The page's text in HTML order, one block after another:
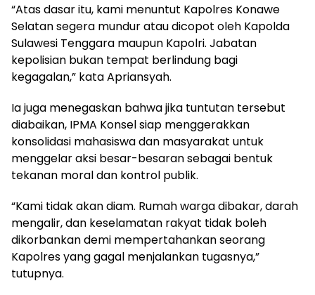
“Atas dasar itu, kami menuntut Kapolres Konawe
Selatan segera mundur atau dicopot oleh Kapolda
Sulawesi Tenggara maupun Kapolri. Jabatan
kepolisian bukan tempat berlindung bagi
kegagalan,” kata Apriansyah.
Ia juga menegaskan bahwa jika tuntutan tersebut
diabaikan, IPMA Konsel siap menggerakkan
konsolidasi mahasiswa dan masyarakat untuk
menggelar aksi besar-besaran sebagai bentuk
tekanan moral dan kontrol publik.
“Kami tidak akan diam. Rumah warga dibakar, darah
mengalir, dan keselamatan rakyat tidak boleh
dikorbankan demi mempertahankan seorang
Kapolres yang gagal menjalankan tugasnya,”
tutupnya.